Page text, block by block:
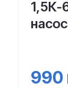
1,5К-
990